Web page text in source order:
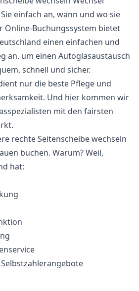
einfach an, wann und wo sie
Online-Buchungssystem bietet
einen einfachen und
an, um einen Autoglasaustausch
schnell und sicher.
nur die beste Pflege und
Und hier kommen wir
mit den fairsten
buchen. Warum? Weil,
hat: